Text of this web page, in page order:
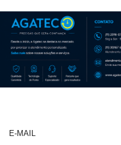
E-MAIL